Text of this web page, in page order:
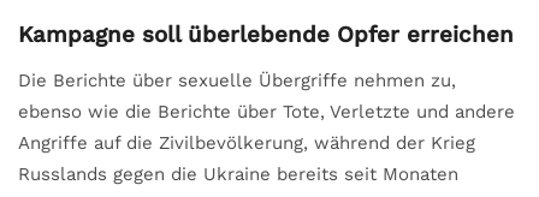
Kampagne soll überlebende Opfer erreichen
Die Berichte über sexuelle Übergriffe nehmen zu,
ebenso wie die Berichte über Tote, Verletzte und andere
Angriffe auf die Zivilbevölkerung, während der Krieg
Russlands gegen die Ukraine bereits seit Monaten